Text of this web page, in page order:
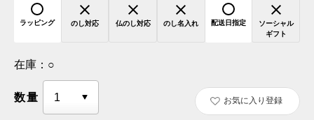
ラッピング のし対応 仏のし対応 のし名入れ 配送日指定
ソーシャル
ギフト
在庫： ○
数量 お気に入り登録